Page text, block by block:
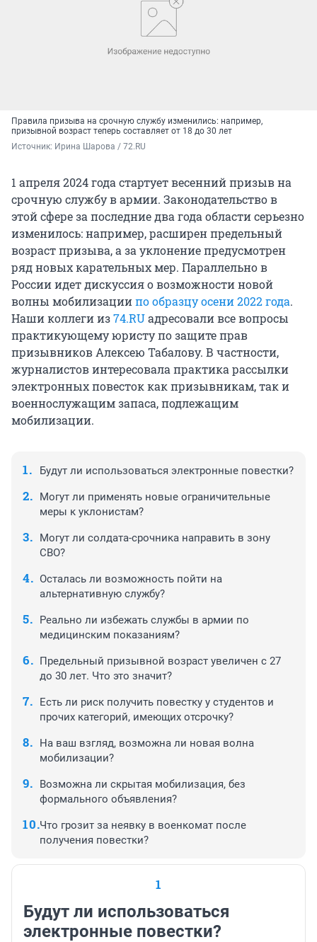
Правила призыва на срочную службу изменились: например,
призывной возраст теперь составляет от 18 до 30 лет
Источник: Ирина Шарова / 72.RU
1 апреля 2024 года стартует весенний призыв на
срочную службу в армии. Законодательство в
этой сфере за последние два года области серьезно
изменилось: например, расширен предельный
возраст призыва, а за уклонение предусмотрен
ряд новых карательных мер. Параллельно в
России идет дискуссия о возможности новой
волны мобилизациипо образцу осени 2022 года.
Наши коллеги из74.RUадресовали все вопросы
практикующему юристу по защите прав
призывников Алексею Табалову. В частности,
журналистов интересовала практика рассылки
электронных повесток как призывникам, так и
военнослужащим запаса, подлежащим
мобилизации.
Будут ли использоваться электронные повестки?
Могут ли применять новые ограничительные
меры к уклонистам?
Могут ли солдата-срочника направить в зону
СВО?
Осталась ли возможность пойти на
альтернативную службу?
Реально ли избежать службы в армии по
медицинским показаниям?
Предельный призывной возраст увеличен с 27
до 30 лет. Что это значит?
Есть ли риск получить повестку у студентов и
прочих категорий, имеющих отсрочку?
На ваш взгляд, возможна ли новая волна
мобилизации?
Возможна ли скрытая мобилизация, без
формального объявления?
Что грозит за неявку в военкомат после
получения повестки?
1
Будут ли использоваться
электронные повестки?